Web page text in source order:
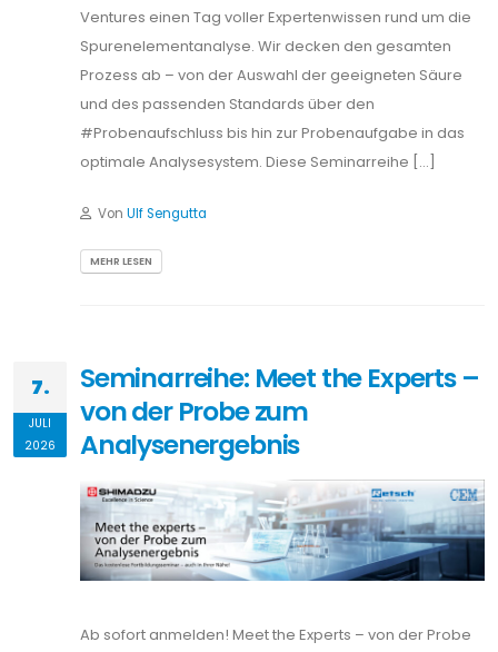
Ventures einen Tag voller Expertenwissen rund um die
Spurenelementanalyse. Wir decken den gesamten
Prozess ab – von der Auswahl der geeigneten Säure
und des passenden Standards über den
#Probenaufschluss bis hin zur Probenaufgabe in das
optimale Analysesystem. Diese Seminarreihe […]
Von Ulf Sengutta
MEHR LESEN
7.
JULI
2026
Seminarreihe: Meet the Experts –
von der Probe zum
Analysenergebnis
Ab sofort anmelden! Meet the Experts – von der Probe